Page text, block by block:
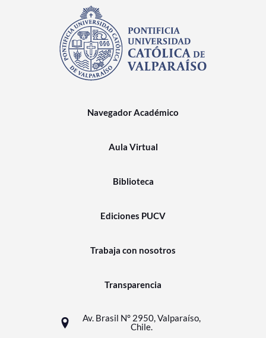
Navegador Académico
Aula Virtual
Biblioteca
Ediciones PUCV
Trabaja con nosotros
Transparencia
Av. Brasil N° 2950, Valparaíso,
Chile.